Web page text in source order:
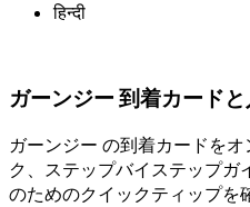
हिन्दी
ガーンジー 到着カード
ガーンジー の到着カードを
ク、ステップバイステップガ
のためのクイックティップを